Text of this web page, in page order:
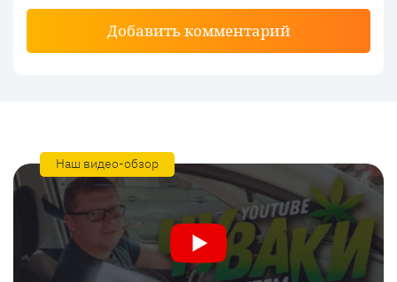
Добавить комментарий
Наш видео-обзор